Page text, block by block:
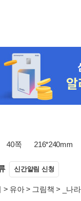
40쪽 216*240mm
신간알림 신청
> 유아> 그림책 > _나